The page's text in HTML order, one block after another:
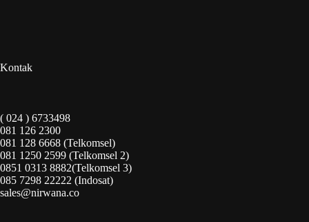
Kontak
( 024 ) 6733498
081 126 2300
081 128 6668 (Telkomsel)
081 1250 2599 (Telkomsel 2)
0851 0313 8882(Telkomsel 3)
085 7298 22222 (Indosat)
sales@nirwana.co